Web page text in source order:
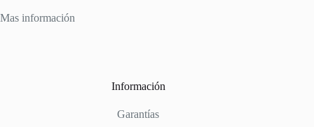
Mas información
Información
Garantías